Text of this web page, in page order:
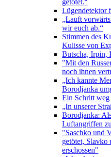
getötet.“
Lügendetektor
„Lauft
wir euch ab.“
Stimmen des
Kulisse von
Butscha, Irpin,
"Mit den
noch ihnen
„Ich kannte
Borodjanka
Ein Schritt
„In unserer
Borodjanka:
Luftangriffen
"Saschko und
getötet, Slavko
erschossen"